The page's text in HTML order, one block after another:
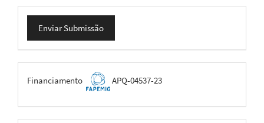
Enviar
Submissão
Enviar Submissão
FAPEMIG
Financiamento APQ-04537-23